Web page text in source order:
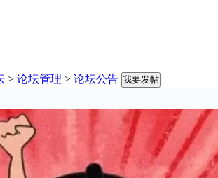
> 论坛管理 > 论坛公告 我要发帖